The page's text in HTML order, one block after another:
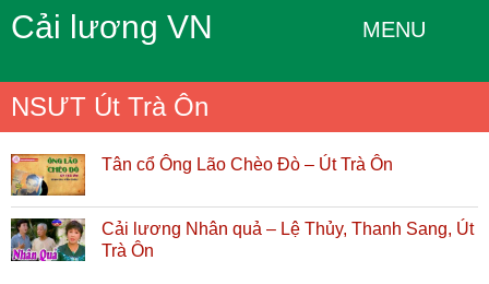
Cải lương VN MENU
NSƯT Út Trà Ôn
Tân cổ Ông Lão Chèo Đò – Út Trà Ôn
Cải lương Nhân quả – Lệ Thủy, Thanh Sang, Út
Trà Ôn